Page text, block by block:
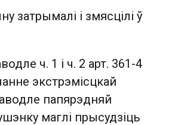
затрымалі і змясцілі ў
ч. 1 і ч. 2 арт. 361-4
экстрэмісцкай
папярэдняй
маглі прысудзіць